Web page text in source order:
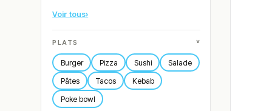
Voir tous›
PLATS ˅
Burger Pizza Sushi
Salade
Pâtes
Tacos
Kebab
Poke bowl